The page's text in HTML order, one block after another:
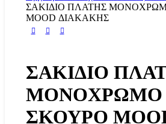
ΣΑΚΙΔΙΟ ΠΛΑΤΗΣ
MOOD ΔΙΑΚΑΚΗΣ
ΣΑΚΙΔΙΟ
ΜΟΝΟΧΡΩΜΟ
ΣΚΟΥΡΟ